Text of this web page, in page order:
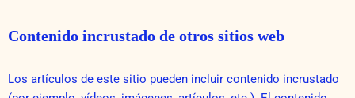
Contenido incrustado de otros sitios web
Los artículos de este sitio pueden incluir contenido incrustado